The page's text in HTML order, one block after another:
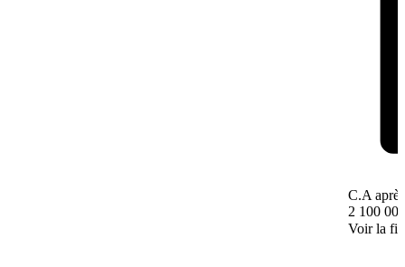
C.A
2 100
Voir la